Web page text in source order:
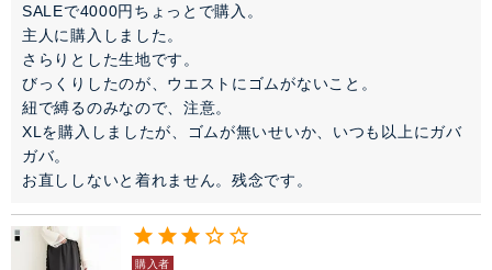
SALEで4000円ちょっとで購入。
主人に購入しました。
さらりとした生地です。
びっくりしたのが、ウエストにゴムがないこと。
紐で縛るのみなので、注意。
XLを購入しましたが、ゴムが無いせいか、いつも以上にガバ
ガバ。
お直ししないと着れません。残念です。
購入者